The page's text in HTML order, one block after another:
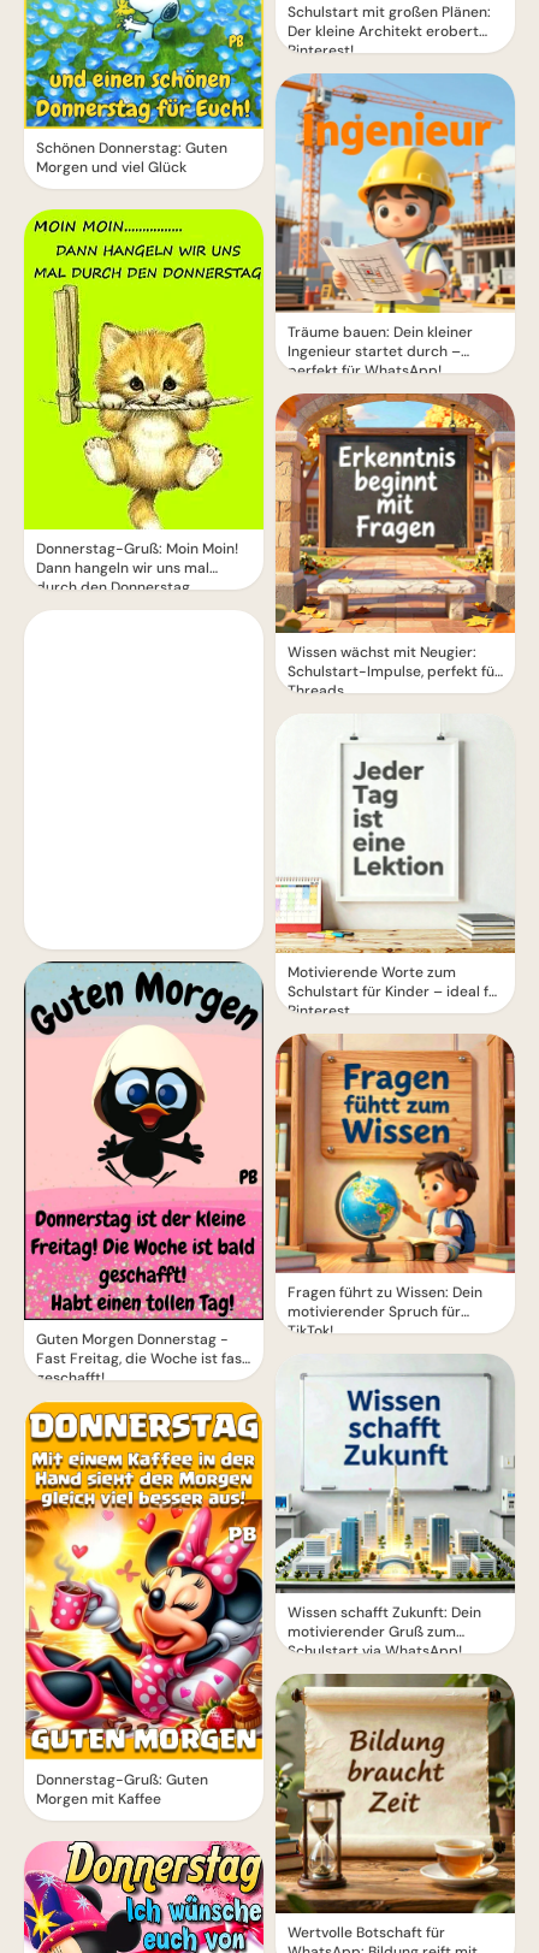
Schönen Donnerstag: Guten
Morgen und viel Glück
Donnerstag-Gruß: Moin Moin!
Dann hangeln wir uns mal
durch den Donnerstag
Guten Morgen Donnerstag -
Fast Freitag, die Woche ist fast
geschafft!
Donnerstag-Gruß: Guten
Morgen mit Kaffee
Schulstart mit großen Plänen:
Der kleine Architekt erobert
Pinterest!
Träume bauen: Dein kleiner
Ingenieur startet durch –
perfekt für WhatsApp!
Wissen wächst mit Neugier:
Schulstart-Impulse, perfekt für
Threads
Motivierende Worte zum
Schulstart für Kinder – ideal für
Pinterest
Fragen führt zu Wissen: Dein
motivierender Spruch für
TikTok!
Wissen schafft Zukunft: Dein
motivierender Gruß zum
Schulstart via WhatsApp!
Wertvolle Botschaft für